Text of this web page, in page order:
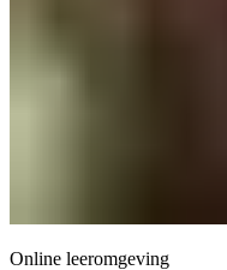
Online leeromgeving